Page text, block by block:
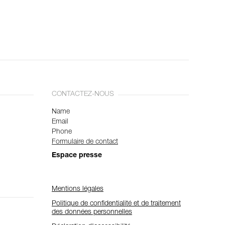
CONTACTEZ-NOUS
Name
Email
Phone
Formulaire de contact
Espace presse
Mentions légales
Politique de confidentialité et de traitement
des données personnelles